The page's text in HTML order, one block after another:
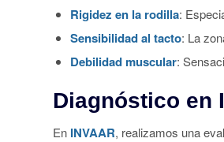
Rigidez en la rodilla:
Sensibilidad al tacto: La
Debilidad muscular:
Diagnóstico en
En INVAAR, realizamos una